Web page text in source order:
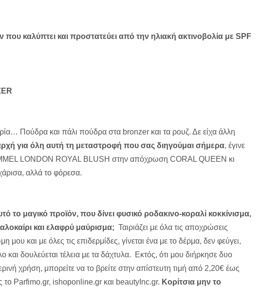
που καλύπτει και προστατεύει από την ηλιακή ακτινοβολία με SPF
Πούδρα και πάλι πούδρα στα bronzer και τα ρουζ. Δε είχα άλλη
για όλη αυτή τη μεταστροφή που σας διηγούμαι σήμερα, έγινε
LONDON ROYAL BLUSH στην απόχρωση CORAL QUEEN κι
αλλά το φόρεσα.
το μαγικό προϊόν, που δίνει φυσικό ροδακινο-κοραλί κοκκίνισμα,
και ελαφρύ μαύρισμα; Ταιριάζει με όλα τις αποχρώσεις
μου και με όλες τις επιδερμίδες, γίνεται ένα με το δέρμα, δεν φεύγει,
και δουλεύεται τέλεια με τα δάχτυλα. Εκτός, ότι μου διήρκησε δυο
χρήση, μπορείτε να το βρείτε στην απίστευτη τιμή από 2,20€ έως
Parfimo.gr, ishoponline.gr και beautyInc.gr. Κορίτσια μην το